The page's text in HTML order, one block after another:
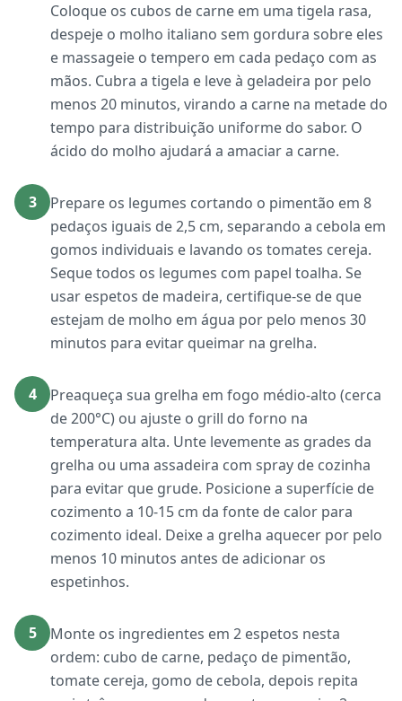
Coloque os cubos de carne em uma tigela rasa,
despeje o molho italiano sem gordura sobre eles
e massageie o tempero em cada pedaço com as
mãos. Cubra a tigela e leve à geladeira por pelo
menos 20 minutos, virando a carne na metade do
tempo para distribuição uniforme do sabor. O
ácido do molho ajudará a amaciar a carne.
3
Prepare os legumes cortando o pimentão em 8
pedaços iguais de 2,5 cm, separando a cebola em
gomos individuais e lavando os tomates cereja.
Seque todos os legumes com papel toalha. Se
usar espetos de madeira, certifique-se de que
estejam de molho em água por pelo menos 30
minutos para evitar queimar na grelha.
4
Preaqueça sua grelha em fogo médio-alto (cerca
de 200°C) ou ajuste o grill do forno na
temperatura alta. Unte levemente as grades da
grelha ou uma assadeira com spray de cozinha
para evitar que grude. Posicione a superfície de
cozimento a 10-15 cm da fonte de calor para
cozimento ideal. Deixe a grelha aquecer por pelo
menos 10 minutos antes de adicionar os
espetinhos.
5
Monte os ingredientes em 2 espetos nesta
ordem: cubo de carne, pedaço de pimentão,
tomate cereja, gomo de cebola, depois repita